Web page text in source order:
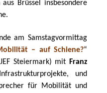
Brüssel insbesondere
am Samstagvormittag
– auf Schiene?“
Steiermark) mit
Franz
für Mobilität und